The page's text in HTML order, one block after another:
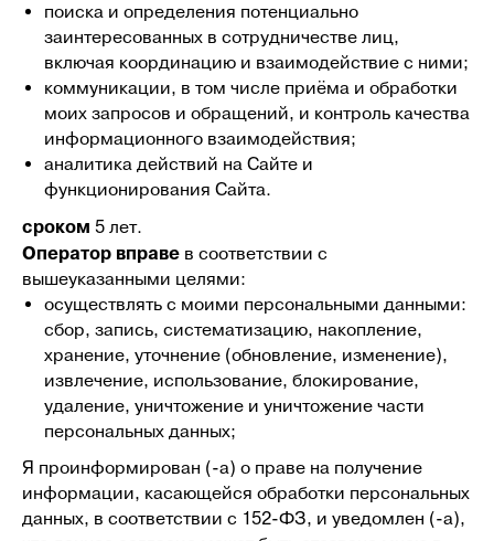
поиска и определения потенциально
заинтересованных в сотрудничестве лиц,
включая координацию и взаимодействие с ними;
коммуникации, в том числе приёма и обработки
моих запросов и обращений, и контроль качества
информационного взаимодействия;
аналитика действий на Сайте и
функционирования Сайта.
сроком 5 лет.
Оператор вправе в соответствии с
вышеуказанными целями:
осуществлять с моими персональными данными:
сбор, запись, систематизацию, накопление,
хранение, уточнение (обновление, изменение),
извлечение, использование, блокирование,
удаление, уничтожение и уничтожение части
персональных данных;
Я проинформирован (-а) о праве на получение
информации, касающейся обработки персональных
данных, в соответствии с 152-ФЗ, и уведомлен (-а),